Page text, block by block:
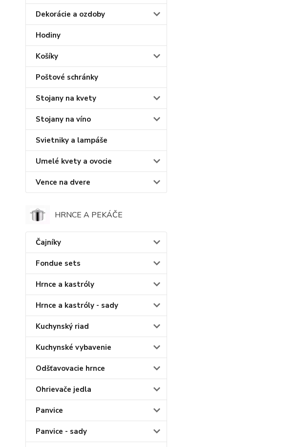
Dekorácie a ozdoby
Hodiny
Košíky
Poštové schránky
Stojany na kvety
Stojany na víno
Svietniky a lampáše
Umelé kvety a ovocie
Vence na dvere
HRNCE A PEKÁČE
Čajníky
Fondue sets
Hrnce a kastróly
Hrnce a kastróly - sady
Kuchynský riad
Kuchynské vybavenie
Odšťavovacie hrnce
Ohrievače jedla
Panvice
Panvice - sady